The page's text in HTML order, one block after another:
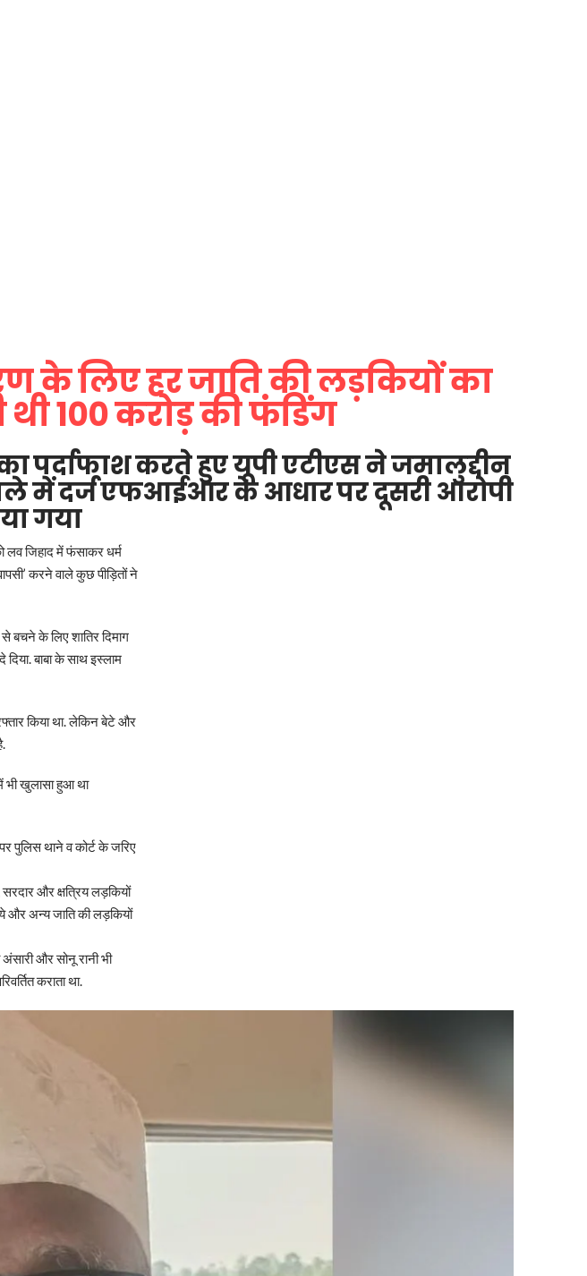
के लिए हर जाति की लड़कियों का
100 करोड़ की फंडिंग
पर्दाफाश करते हुए यूपी एटीएस ने जमालुद्दीन
में दर्ज एफआईआर के आधार पर दूसरी आरोपी
गया
लव जिहाद में फंसाकर धर्म
करने वाले कुछ पीड़ितों ने
बचने के लिए शातिर दिमाग
दिया. बाबा के साथ इस्लाम
किया था. लेकिन बेटे और
भी खुलासा हुआ था
पुलिस थाने व कोर्ट के जरिए
और क्षत्रिय लड़कियों
और अन्य जाति की लड़कियों
और सोनू रानी भी
कराता था.